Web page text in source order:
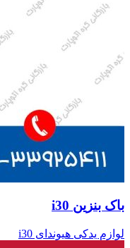
باک بنزین i30
لوازم یدکی هیوندای i30